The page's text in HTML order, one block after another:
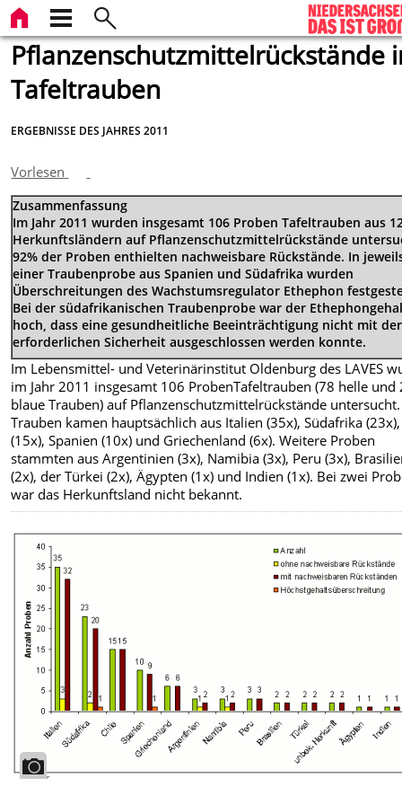
Pflanzenschutzmittelrückstände
Tafeltrauben
ERGEBNISSE DES JAHRES 2011
Vorlesen
Zusammenfassung
Im Jahr 2011 wurden insgesamt 106 Proben Tafeltrauben aus
Herkunftsländern auf Pflanzenschutzmittelrückstände
92% der Proben enthielten nachweisbare Rückstände. In
einer Traubenprobe aus Spanien und Südafrika wurden
Überschreitungen des Wachstumsregulator Ethephon
Bei der südafrikanischen Traubenprobe war der
hoch, dass eine gesundheitliche Beeinträchtigung nicht mit der
erforderlichen Sicherheit ausgeschlossen werden konnte.
Im Lebensmittel- und Veterinärinstitut Oldenburg des LAVES
im Jahr 2011 insgesamt 106 ProbenTafeltrauben (78 helle und
blaue Trauben) auf Pflanzenschutzmittelrückstände
Trauben kamen hauptsächlich aus Italien (35x), Südafrika
(15x), Spanien (10x) und Griechenland (6x). Weitere Proben
stammten aus Argentinien (3x), Namibia (3x), Peru (3x),
(2x), der Türkei (2x), Ägypten (1x) und Indien (1x). Bei zwei
war das Herkunftsland nicht bekannt.